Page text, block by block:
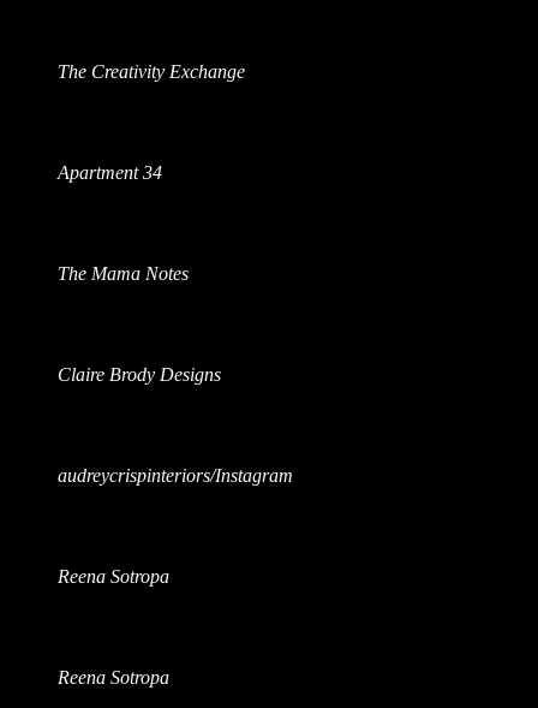
The Creativity Exchange
Apartment 34
The Mama Notes
Claire Brody Designs
audreycrispinteriors/Instagram
Reena Sotropa
Reena Sotropa